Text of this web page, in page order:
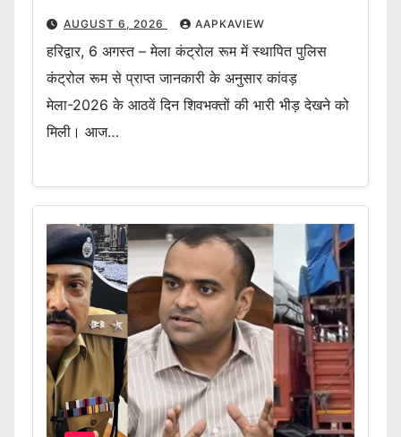
AUGUST 6, 2026 AAPKAVIEW
हरिद्वार, 6 अगस्त – मेला कंट्रोल रूम में स्थापित पुलिस
कंट्रोल रूम से प्राप्त जानकारी के अनुसार कांवड़
मेला-2026 के आठवें दिन शिवभक्तों की भारी भीड़ देखने को
मिली। आज…